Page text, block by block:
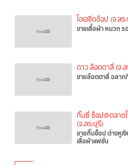
โอเอซีดช๊อป (จ.สร
ขายเสื้อผ้า หมวก ร
ดาว ล๊อตตาลี่ (จ.ส
ขายล๊อตตาลี่ ฉลาก
กิ๊บซี่ ช็อป@ตลาดโ
(จ.สระบุรี)
ขายกิ๊บช็อป ต่างหูเ
เสื้อผ้าแฟชั่น